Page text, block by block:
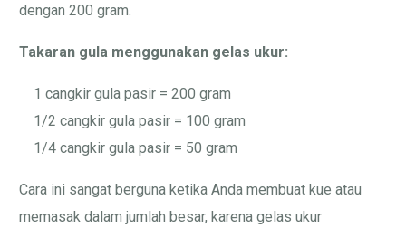
dengan 200 gram.
Takaran gula menggunakan gelas ukur:
1 cangkir gula pasir = 200 gram
1/2 cangkir gula pasir = 100 gram
1/4 cangkir gula pasir = 50 gram
Cara ini sangat berguna ketika Anda membuat kue atau
memasak dalam jumlah besar, karena gelas ukur